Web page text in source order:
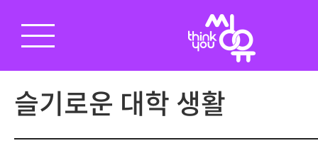
슬기로운 대학 생활